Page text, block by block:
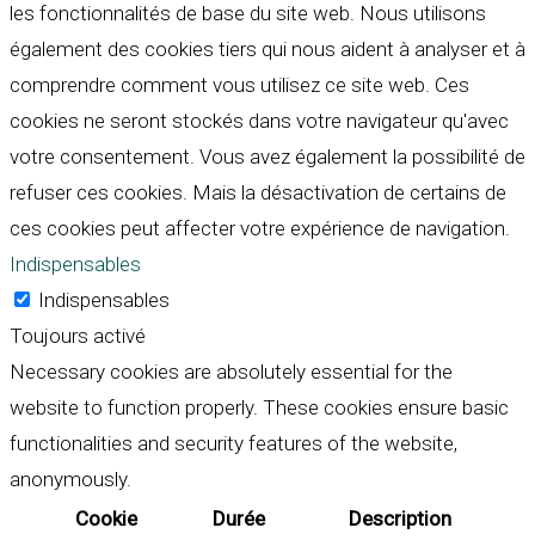
les fonctionnalités de base du site web. Nous utilisons
également des cookies tiers qui nous aident à analyser et à
comprendre comment vous utilisez ce site web. Ces
cookies ne seront stockés dans votre navigateur qu'avec
votre consentement. Vous avez également la possibilité de
refuser ces cookies. Mais la désactivation de certains de
ces cookies peut affecter votre expérience de navigation.
Indispensables
Indispensables
Toujours activé
Necessary cookies are absolutely essential for the
website to function properly. These cookies ensure basic
functionalities and security features of the website,
anonymously.
Cookie
Durée Description